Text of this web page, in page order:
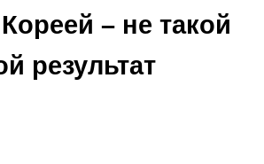
– не такой
результат